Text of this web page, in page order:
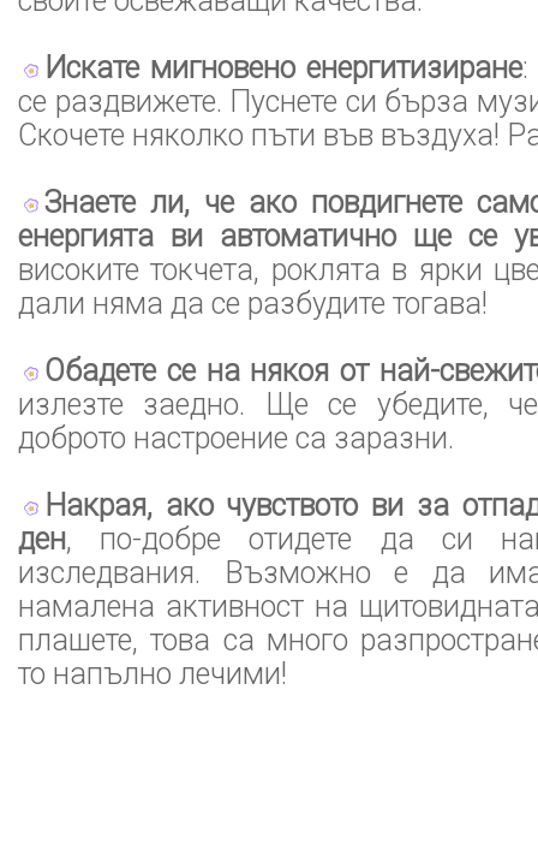
Искате мигновено енергитизиране:
се раздвижете. Пуснете си бърза
Скочете няколко пъти във въздуха!
Знаете ли, че ако повдигнете
енергията ви автоматично ще се
високите токчета, роклята в ярки
дали няма да се разбудите тогава!
Обадете се на някоя от най-
излезте заедно. Ще се убедите,
доброто настроение са заразни.
Накрая, ако чувството ви за
ден, по-добре отидете да си
изследвания. Възможно е да
намалена активност на
плашете, това са много
то напълно лечими!